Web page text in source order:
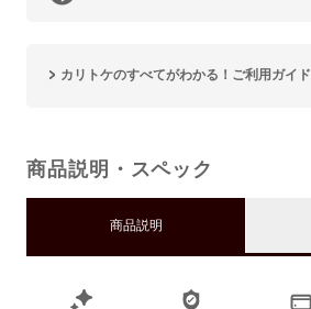
カリトケのすべてがわかる！ご利用ガイド
商品説明・スペック
商品説明